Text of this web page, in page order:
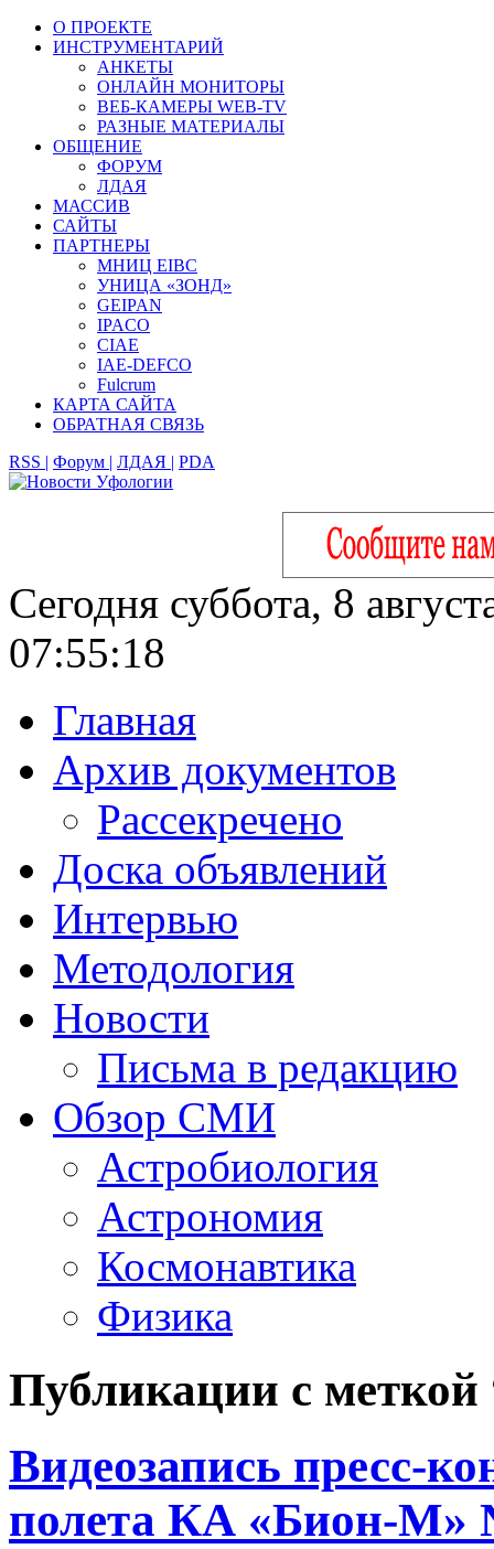
О ПРОЕКТЕ
ИНСТРУМЕНТАРИЙ
АНКЕТЫ
ОНЛАЙН МОНИТОРЫ
ВЕБ-КАМЕРЫ WEB-TV
РАЗНЫЕ МАТЕРИАЛЫ
ОБЩЕНИЕ
ФОРУМ
ЛДАЯ
МАССИВ
САЙТЫ
ПАРТНЕРЫ
МНИЦ EIBC
УНИЦА «ЗОНД»
GEIPAN
IPACO
CIAE
IAE-DEFCO
Fulcrum
КАРТА САЙТА
ОБРАТНАЯ СВЯЗЬ
RSS | Форум | ЛДАЯ | PDA
Сегодня суббота, 8
07:55:18
Главная
Архив документов
Рассекречено
Доска объявлений
Интервью
Методология
Новости
Письма в редакцию
Обзор СМИ
Астробиология
Астрономия
Космонавтика
Физика
Публикации с
Видеозапись пресс-
полета КА «Бион-М»